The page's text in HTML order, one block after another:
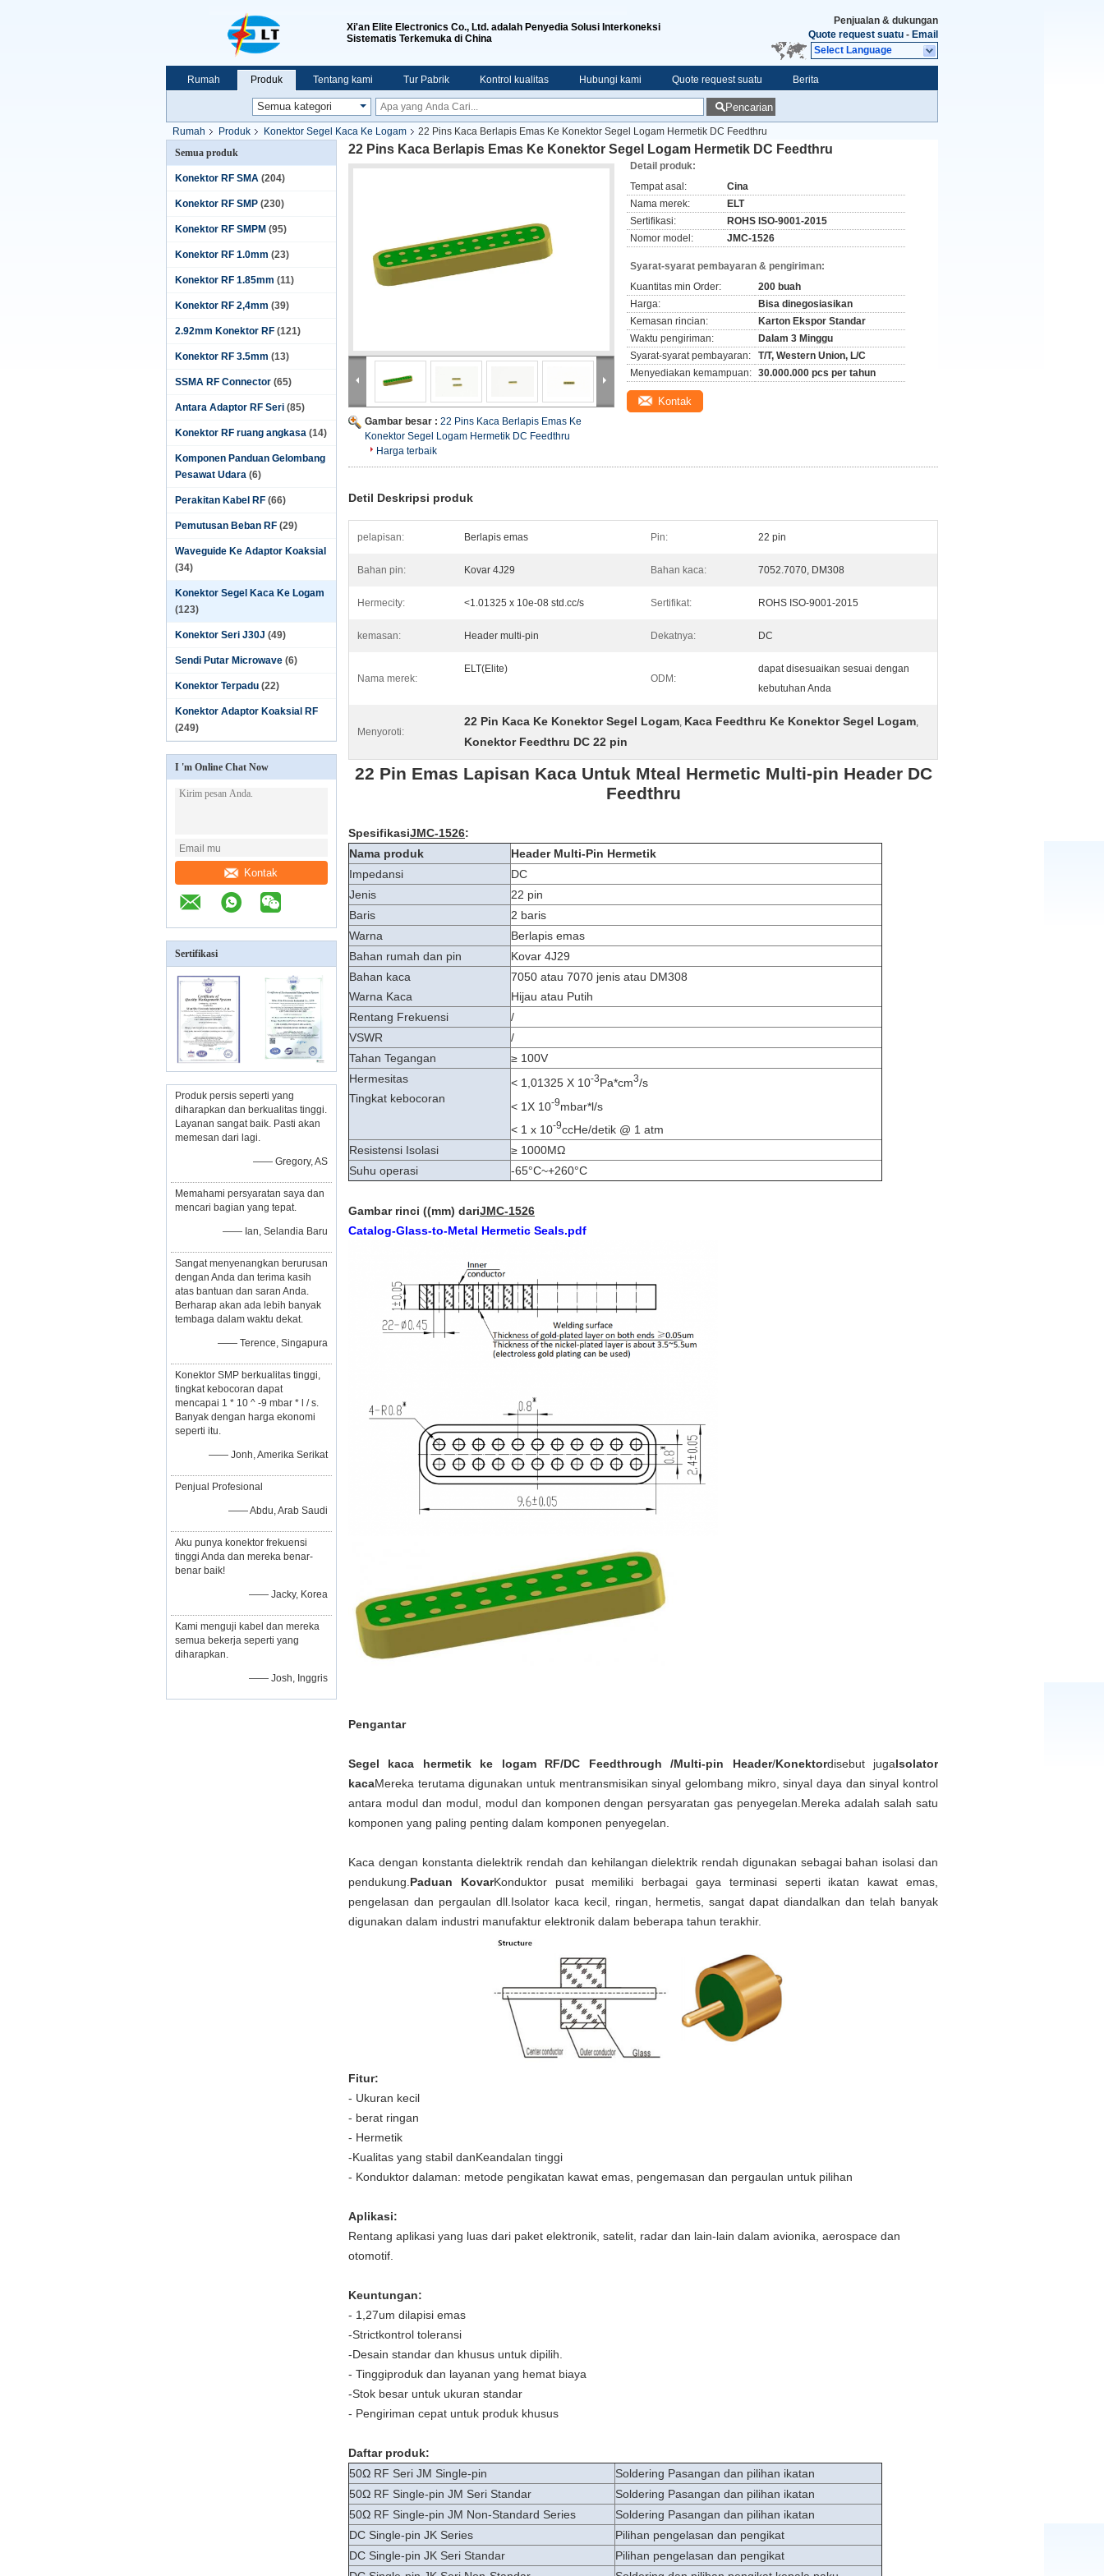
Xi'an Elite Electronics Co., Ltd. adalah Penyedia Solusi Interkoneksi
Sistematis Terkemuka di China
Penjualan & dukungan
Quote request suatu - Email
Select Language
Rumah Produk Tentang kami Tur Pabrik Kontrol kualitas Hubungi kami Quote request suatu Berita
Pertunjukan VR Pencarian
Rumah Produk Konektor Segel Kaca Ke Logam
22 Pins Kaca Berlapis Emas Ke Konektor Segel Logam Hermetik DC Feedthru
Semua produk
Konektor RF SMA (204)
Konektor RF SMP (230)
Konektor RF SMPM (95)
Konektor RF 1.0mm (23)
Konektor RF 1.85mm (11)
Konektor RF 2,4mm (39)
2.92mm Konektor RF (121)
Konektor RF 3.5mm (13)
SSMA RF Connector (65)
Antara Adaptor RF Seri (85)
Konektor RF ruang angkasa (14)
Komponen Panduan Gelombang
Pesawat Udara (6)
Perakitan Kabel RF (66)
Pemutusan Beban RF (29)
Waveguide Ke Adaptor Koaksial
(34)
Konektor Segel Kaca Ke Logam
(123)
Konektor Seri J30J (49)
Sendi Putar Microwave (6)
Konektor Terpadu (22)
Konektor Adaptor Koaksial RF
(249)
I 'm Online Chat Now
Kontak
Sertifikasi
Produk persis seperti yang
diharapkan dan berkualitas tinggi.
Layanan sangat baik. Pasti akan
memesan dari lagi.
—— Gregory, AS
Memahami persyaratan saya dan
mencari bagian yang tepat.
—— Ian, Selandia Baru
Sangat menyenangkan berurusan
dengan Anda dan terima kasih
atas bantuan dan saran Anda.
Berharap akan ada lebih banyak
tembaga dalam waktu dekat.
—— Terence, Singapura
Konektor SMP berkualitas tinggi,
tingkat kebocoran dapat
mencapai 1 * 10 ^ -9 mbar * l / s.
Banyak dengan harga ekonomi
seperti itu.
—— Jonh, Amerika Serikat
Penjual Profesional
—— Abdu, Arab Saudi
Aku punya konektor frekuensi
tinggi Anda dan mereka benar-
benar baik!
—— Jacky, Korea
Kami menguji kabel dan mereka
semua bekerja seperti yang
diharapkan.
—— Josh, Inggris
22 Pins Kaca Berlapis Emas Ke Konektor Segel Logam Hermetik DC Feedthru
Gambar besar : 22 Pins Kaca Berlapis Emas Ke
Konektor Segel Logam Hermetik DC Feedthru
Harga terbaik
Detail produk:
Tempat asal:
Cina
Nama merek:
ELT
Sertifikasi:
ROHS ISO-9001-2015
Nomor model:
JMC-1526
Syarat-syarat pembayaran & pengiriman:
Kuantitas min Order:
200 buah
Harga:
Bisa dinegosiasikan
Kemasan rincian:
Karton Ekspor Standar
Waktu pengiriman:
Dalam 3 Minggu
Syarat-syarat pembayaran:
T/T, Western Union, L/C
Menyediakan kemampuan: 30.000.000 pcs per tahun
Kontak
Detil Deskripsi produk
pelapisan: Berlapis emas Pin: 22 pin
Bahan pin: Kovar 4J29 Bahan kaca: 7052.7070, DM308
Hermecity: <1.01325 x 10e-08 std.cc/s Sertifikat: ROHS ISO-9001-2015
kemasan: Header multi-pin Dekatnya: DC
Nama merek:
ELT(Elite)
ODM:
dapat disesuaikan sesuai dengan
kebutuhan Anda
Menyoroti:
22 Pin Kaca Ke Konektor Segel Logam, Kaca Feedthru Ke Konektor Segel Logam,
Konektor Feedthru DC 22 pin
22 Pin Emas Lapisan Kaca Untuk Mteal Hermetic Multi-pin Header DC
Feedthru
SpesifikasiJMC-1526:
Nama produk
Header Multi-Pin Hermetik
Impedansi
DC
Jenis
22 pin
Baris
2 baris
Warna
Berlapis emas
Bahan rumah dan pin
Kovar 4J29
Bahan kaca
Warna Kaca
7050 atau 7070 jenis atau DM308
Hijau atau Putih
Rentang Frekuensi
/
VSWR
/
Tahan Tegangan
≥ 100V
Hermesitas
Tingkat kebocoran
< 1,01325 X 10-3Pa*cm3/s
< 1X 10-9mbar*l/s
< 1 x 10-9ccHe/detik @ 1 atm
Resistensi Isolasi
≥ 1000MΩ
Suhu operasi
-65°C~+260°C
Gambar rinci ((mm) dariJMC-1526
Catalog-Glass-to-Metal Hermetic Seals.pdf
Pengantar
Segel kaca hermetik ke logam RF/DC Feedthrough /Multi-pin Header/Konektordisebut jugaIsolator
kacaMereka terutama digunakan untuk mentransmisikan sinyal gelombang mikro, sinyal daya dan sinyal kontrol
antara modul dan modul, modul dan komponen dengan persyaratan gas penyegelan.Mereka adalah salah satu
komponen yang paling penting dalam komponen penyegelan.
Kaca dengan konstanta dielektrik rendah dan kehilangan dielektrik rendah digunakan sebagai bahan isolasi dan
pendukung. Paduan KovarKonduktor pusat memiliki berbagai gaya terminasi seperti ikatan kawat emas,
pengelasan dan pergaulan dll.Isolator kaca kecil, ringan, hermetis, sangat dapat diandalkan dan telah banyak
digunakan dalam industri manufaktur elektronik dalam beberapa tahun terakhir.
Fitur:
- Ukuran kecil
- berat ringan
- Hermetik
-Kualitas yang stabil danKeandalan tinggi
- Konduktor dalaman: metode pengikatan kawat emas, pengemasan dan pergaulan untuk pilihan
Aplikasi:
Rentang aplikasi yang luas dari paket elektronik, satelit, radar dan lain-lain dalam avionika, aerospace dan
otomotif.
Keuntungan:
- 1,27um dilapisi emas
-Strictkontrol toleransi
-Desain standar dan khusus untuk dipilih.
- Tinggiproduk dan layanan yang hemat biaya
-Stok besar untuk ukuran standar
- Pengiriman cepat untuk produk khusus
Daftar produk:
50Ω RF Seri JM Single-pin
Soldering Pasangan dan pilihan ikatan
50Ω RF Single-pin JM Seri Standar
Soldering Pasangan dan pilihan ikatan
50Ω RF Single-pin JM Non-Standard Series
Soldering Pasangan dan pilihan ikatan
DC Single-pin JK Series
Pilihan pengelasan dan pengikat
DC Single-pin JK Seri Standar
Pilihan pengelasan dan pengikat